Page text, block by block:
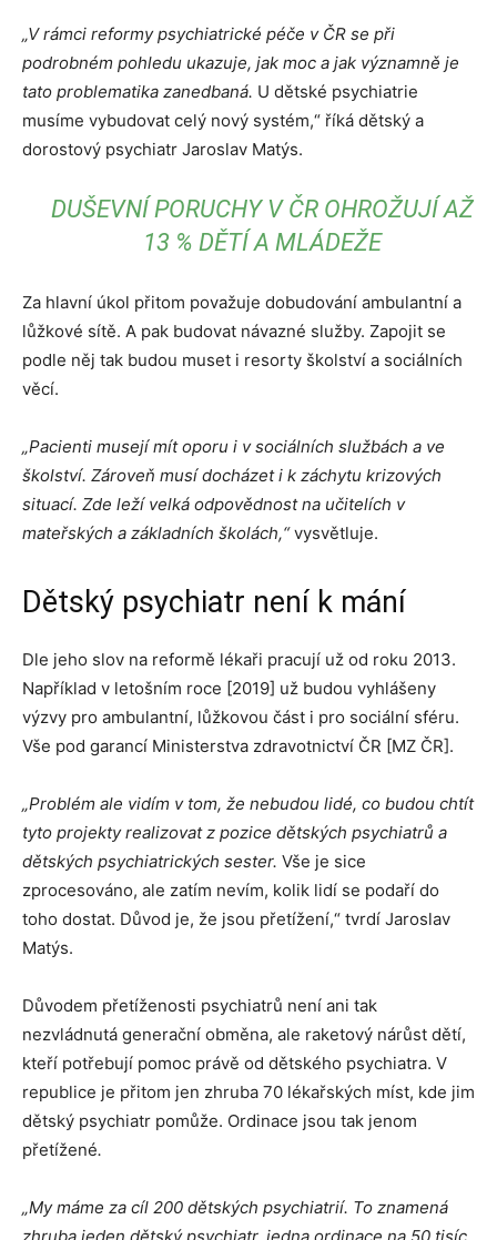
„V rámci reformy psychiatrické péče v ČR se při
podrobném pohledu ukazuje, jak moc a jak významně je
tato problematika zanedbaná. U dětské psychiatrie
musíme vybudovat celý nový systém,“ říká dětský a
dorostový psychiatr Jaroslav Matýs.
DUŠEVNÍ PORUCHY V ČR OHROŽUJÍ AŽ
13 % DĚTÍ A MLÁDEŽE
Za hlavní úkol přitom považuje dobudování ambulantní a
lůžkové sítě. A pak budovat návazné služby. Zapojit se
podle něj tak budou muset i resorty školství a sociálních
věcí.
„Pacienti musejí mít oporu i v sociálních službách a ve
školství. Zároveň musí docházet i k záchytu krizových
situací. Zde leží velká odpovědnost na učitelích v
mateřských a základních školách,“vysvětluje.
Dětský psychiatr není k mání
Dle jeho slov na reformě lékaři pracují už od roku 2013.
Například v letošním roce [2019] už budou vyhlášeny
výzvy pro ambulantní, lůžkovou část i pro sociální sféru.
Vše pod garancí Ministerstva zdravotnictví ČR [MZ ČR].
„Problém ale vidím v tom, že nebudou lidé, co budou chtít
tyto projekty realizovat z pozice dětských psychiatrů a
dětských psychiatrických sester. Vše je sice
zprocesováno, ale zatím nevím, kolik lidí se podaří do
toho dostat. Důvod je, že jsou přetížení,“ tvrdí Jaroslav
Matýs.
Důvodem přetíženosti psychiatrů není ani tak
nezvládnutá generační obměna, ale raketový nárůst dětí,
kteří potřebují pomoc právě od dětského psychiatra. V
republice je přitom jen zhruba 70 lékařských míst, kde jim
dětský psychiatr pomůže. Ordinace jsou tak jenom
přetížené.
„My máme za cíl 200 dětských psychiatrií. To znamená